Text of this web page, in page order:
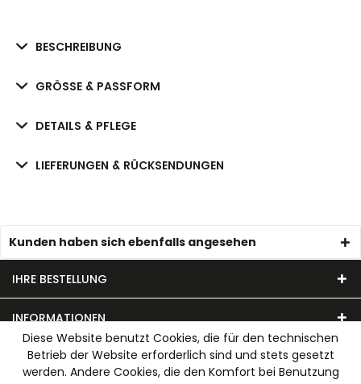
BESCHREIBUNG
GRÖSSE & PASSFORM
DETAILS & PFLEGE
LIEFERUNGEN & RÜCKSENDUNGEN
Kunden haben sich ebenfalls angesehen
IHRE BESTELLUNG
INFORMATIONEN
UNSER MODEHAUS
Diese Website benutzt Cookies, die für den technischen
Betrieb der Website erforderlich sind und stets gesetzt
werden. Andere Cookies, die den Komfort bei Benutzung